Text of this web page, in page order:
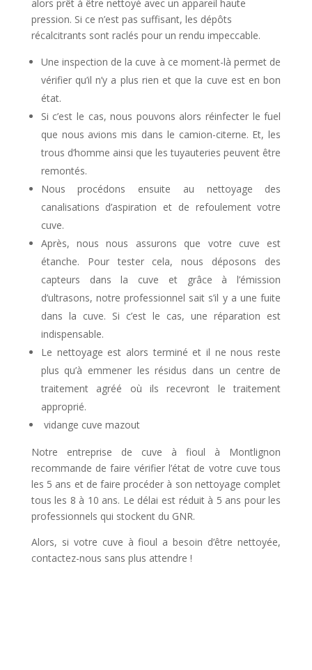
alors prêt à être nettoyé avec un appareil haute
pression. Si ce n’est pas suffisant, les dépôts
récalcitrants sont raclés pour un rendu impeccable.
Une inspection de la cuve à ce moment-là permet de
vérifier qu’il n’y a plus rien et que la cuve est en bon
état.
Si c’est le cas, nous pouvons alors réinfecter le fuel
que nous avions mis dans le camion-citerne. Et, les
trous d’homme ainsi que les tuyauteries peuvent être
remontés.
Nous procédons ensuite au nettoyage des
canalisations d’aspiration et de refoulement votre
cuve.
Après, nous nous assurons que votre cuve est
étanche. Pour tester cela, nous déposons des
capteurs dans la cuve et grâce à l’émission
d’ultrasons, notre professionnel sait s’il y a une fuite
dans la cuve. Si c’est le cas, une réparation est
indispensable.
Le nettoyage est alors terminé et il ne nous reste
plus qu’à emmener les résidus dans un centre de
traitement agréé où ils recevront le traitement
approprié.
vidange cuve mazout
Notre entreprise de cuve à fioul à Montlignon
recommande de faire vérifier l’état de votre cuve tous
les 5 ans et de faire procéder à son nettoyage complet
tous les 8 à 10 ans. Le délai est réduit à 5 ans pour les
professionnels qui stockent du GNR.
Alors, si votre cuve à fioul a besoin d’être nettoyée,
contactez-nous sans plus attendre !